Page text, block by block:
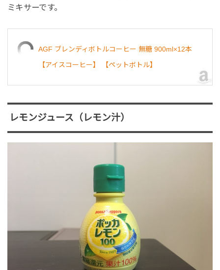
ミキサーです。
AGF ブレンディボトルコーヒー 無糖 900ml×12本
【アイスコーヒー】 【ペットボトル】
レモンジュース（レモン汁）